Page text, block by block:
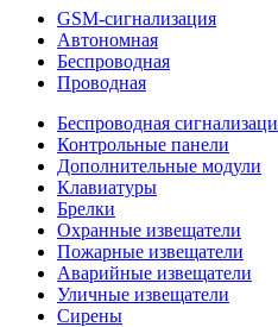
GSM-сигнализация
Автономная
Беспроводная
Проводная
Беспроводная
Контрольные панели
Дополнительные модули
Клавиатуры
Брелки
Охранные извещатели
Пожарные извещатели
Аварийные извещатели
Уличные извещатели
Сирены